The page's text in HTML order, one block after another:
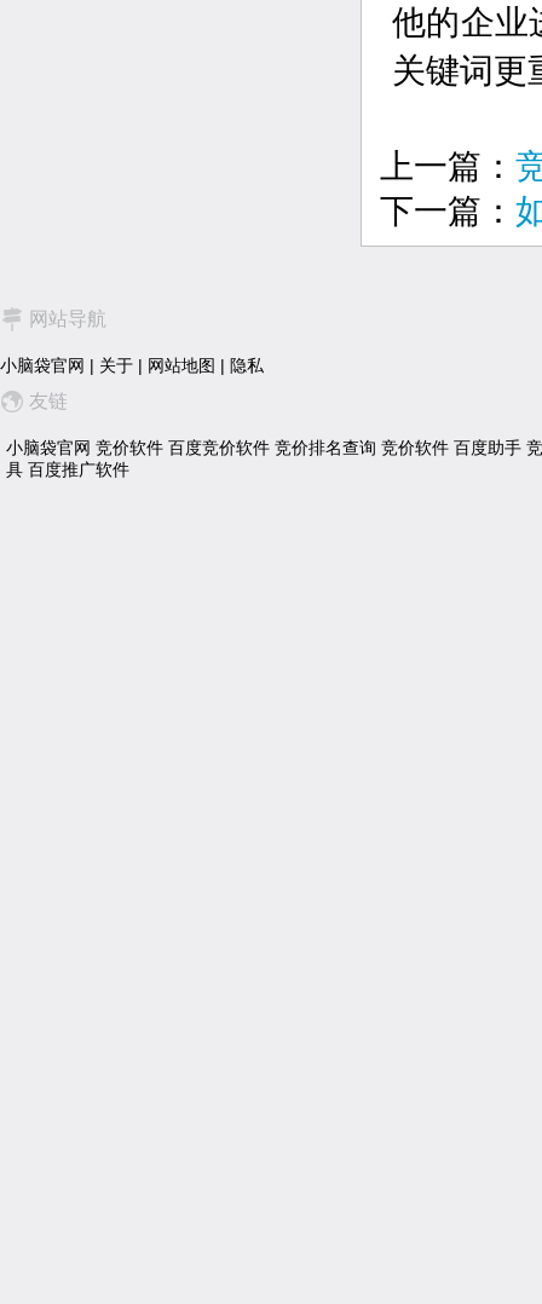
他的企业
关键词更
上一篇：
下一篇：
网站导航
小脑袋官网 | 关于 | 网站地图 | 隐私
友链
小脑袋官网 竞价软件 百度竞价软件 竞价排名查询 竞价软件 百度助手
具 百度推广软件